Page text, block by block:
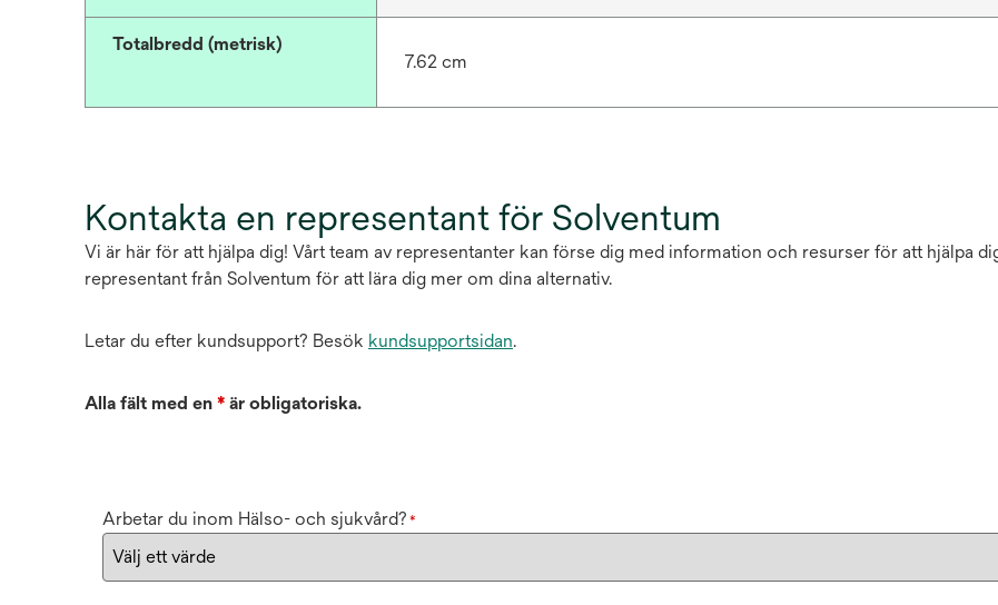
Totalbredd (metrisk)
7.62 cm
Kontakta en representant för Solventum
Vi är här för att hjälpa dig! Vårt team av representanter kan förse dig med information och resurser för att hjälpa
representant från Solventum för att lära dig mer om dina alternativ.
Letar du efter kundsupport? Besök kundsupportsidan.
Alla fält med en * är obligatoriska.
Arbetar du inom Hälso- och sjukvård? *